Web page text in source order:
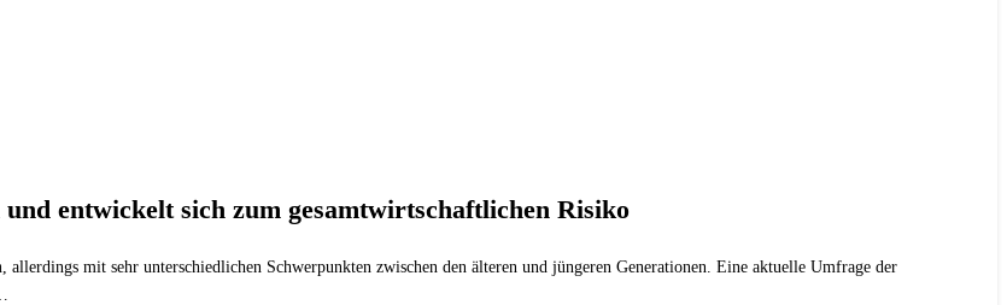
entwickelt sich zum gesamtwirtschaftlichen Risiko
mit sehr unterschiedlichen Schwerpunkten zwischen den älteren und jüngeren Generationen. Eine aktuelle Umfrage der